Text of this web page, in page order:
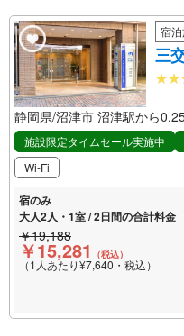
宿
三
静岡県/沼津市 沼津駅から
施設限定タイムセール実施中
Wi-Fi
宿のみ
大人2人・1室 / 2日間の合計料金
￥19,188
￥15,281 （税込）
（1人あたり¥7,640・税込）